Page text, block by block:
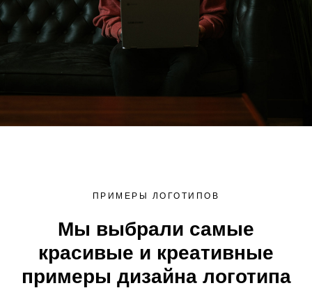
ПРИМЕРЫ ЛОГОТИПОВ
Мы выбрали самые
красивые и креативные
примеры дизайна логотипа